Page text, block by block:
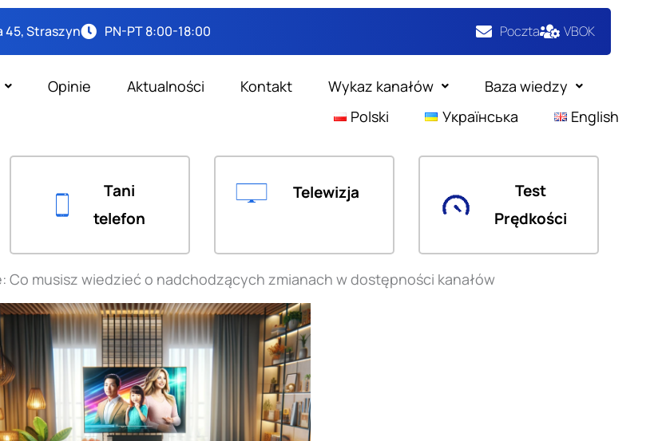
45, Straszyn PN-PT 8:00-18:00 Poczta VBOK
Opinie Aktualności Kontakt Wykaz kanałów
Baza wiedzy
Polski
Українська English
Tani
telefon
Telewizja
Test
Prędkości
Co musisz wiedzieć o nadchodzących zmianach w dostępności kanałów